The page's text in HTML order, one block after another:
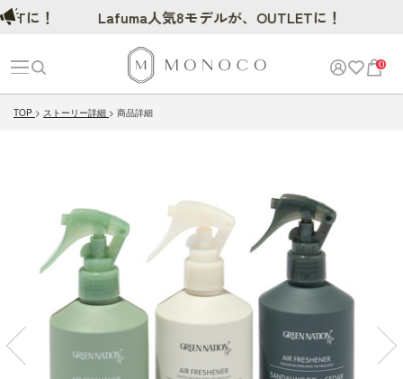
0
TOP ストーリー詳細 商品詳細
！ Lafuma人気8モデルが、OUTLETに！